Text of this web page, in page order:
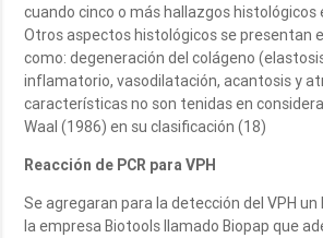
cuando cinco o más hallazgos
Otros aspectos histológicos se presentan
como: degeneración del colágeno
inflamatorio, vasodilatación, acantosis y
características no son tenidas en
Waal (1986) en su clasificación (18)
Reacción de PCR para VPH
Se agregaran para la detección del VPH
la empresa Biotools llamado Biopap que